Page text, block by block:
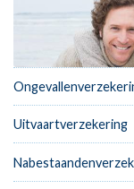
Uitvaartverzekering